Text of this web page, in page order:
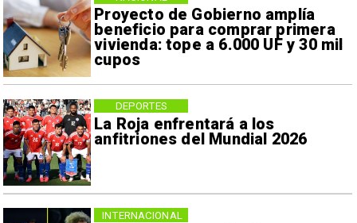
Proyecto de Gobierno amplía
beneficio para comprar primera
vivienda: tope a 6.000 UF y 30 mil
cupos
La Roja enfrentará a los
anfitriones del Mundial 2026
DEPORTES
INTERNACIONAL